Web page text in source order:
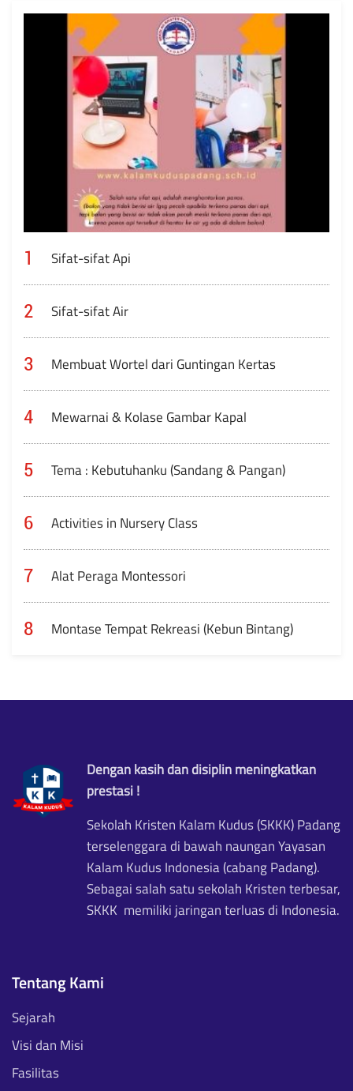
1 Sifat-sifat Api
2 Sifat-sifat Air
3 Membuat Wortel dari Guntingan Kertas
4 Mewarnai & Kolase Gambar Kapal
5 Tema : Kebutuhanku (Sandang & Pangan)
6 Activities in Nursery Class
7 Alat Peraga Montessori
8 Montase Tempat Rekreasi (Kebun Bintang)
Dengan kasih dan disiplin meningkatkan
prestasi !
Sekolah Kristen Kalam Kudus (SKKK) Padang
terselenggara di bawah naungan Yayasan
Kalam Kudus Indonesia (cabang Padang).
Sebagai salah satu sekolah Kristen terbesar,
SKKK memiliki jaringan terluas di Indonesia.
Tentang Kami
Sejarah
Visi dan Misi
Fasilitas